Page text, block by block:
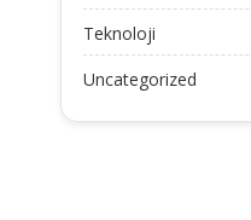
Teknoloji
Uncategorized